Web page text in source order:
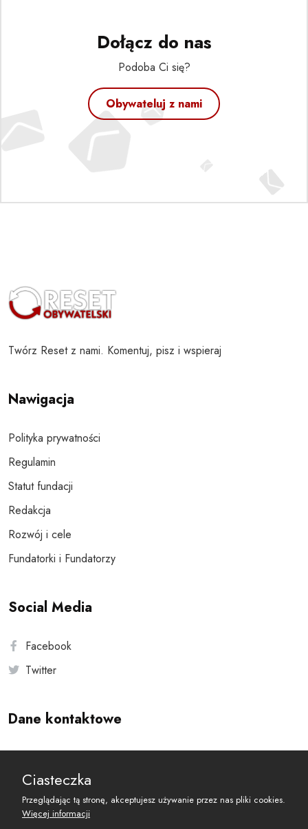
Dołącz do nas
Podoba Ci się?
Obywateluj z nami
Twórz Reset z nami. Komentuj, pisz i wspieraj
Nawigacja
Polityka prywatności
Regulamin
Statut fundacji
Redakcja
Rozwój i cele
Fundatorki i Fundatorzy
Social Media
Facebook
Twitter
Dane kontaktowe
reset@resetobywatelski.pl
Ciasteczka
Przeglądając tą stronę, akceptujesz używanie przez nas pliki cookies.
Więcej informacji